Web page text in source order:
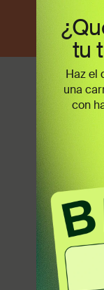
Javafue
que un
pudiera
entonces
móviles.
portátil y
para la
objetos
tu
Haz el
una
con